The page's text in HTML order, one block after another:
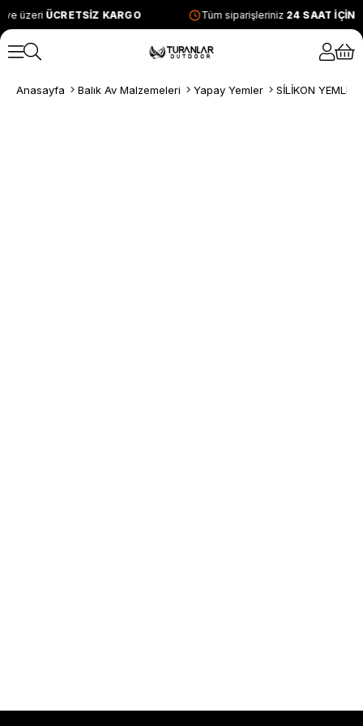
ve üzeri ÜCRETSİZ KARGO Tüm siparişleriniz 24 SAAT
Anasayfa Balık Av Malzemeleri Yapay Yemler SİLİKON YEMLER